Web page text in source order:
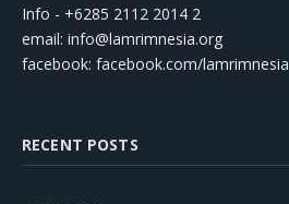
Info - +6285 2112 2014 2
email: info@lamrimnesia.org
facebook: facebook.com/lamrimnesia
RECENT POSTS